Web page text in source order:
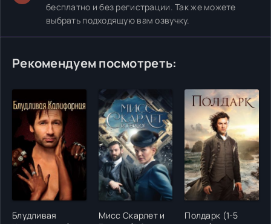
бесплатно и без регистрации. Так же можете
выбрать подходящую вам озвучку.
Рекомендуем посмотреть:
Блудливая
Мисс Скарлет и
Полдарк (1-5